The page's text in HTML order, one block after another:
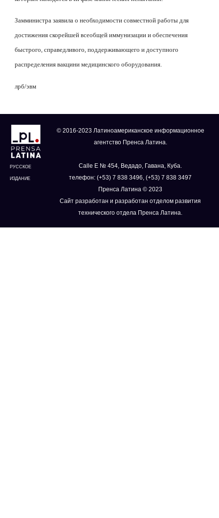
Замминистра заявила о необходимости совместной работы для
достижения скорейшей всеобщей иммунизации и обеспечения
быстрого, справедливого, поддерживающего и доступного
распределения вакцини медицинского оборудования.
лрб/эвм
РУССКОЕ
ИЗДАНИЕ
© 2016-2023 Латиноамериканское информационное
агентство Пренса Латина.
Calle E № 454, Ведадо, Гавана, Куба.
телефон: (+53) 7 838 3496, (+53) 7 838 3497
Пренса Латина © 2023
Сайт разработан и разработан отделом развития
технического отдела Пренса Латина.